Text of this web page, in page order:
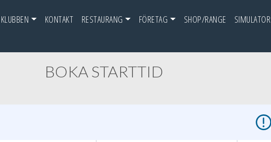
KLUBBEN KONTAKT RESTAURANG FÖRETAG SHOP/RANGE SIMULATOR
BOKA STARTTID